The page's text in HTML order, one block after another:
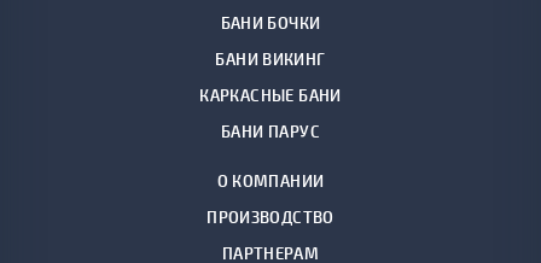
БАНИ БОЧКИ
БАНИ ВИКИНГ
КАРКАСНЫЕ БАНИ
БАНИ ПАРУС
О КОМПАНИИ
ПРОИЗВОДСТВО
ПАРТНЕРАМ